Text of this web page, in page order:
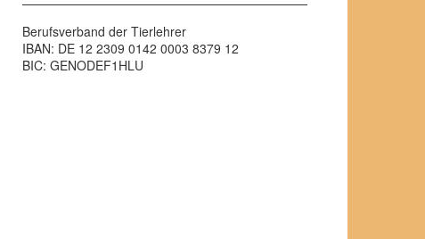
Berufsverband der Tierlehrer
IBAN: DE 12 2309 0142 0003 8379 12
BIC: GENODEF1HLU